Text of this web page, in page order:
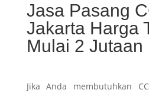
Jasa Pasang
Jakarta Harga
Mulai 2 Jutaan
Jika Anda membutuhkan